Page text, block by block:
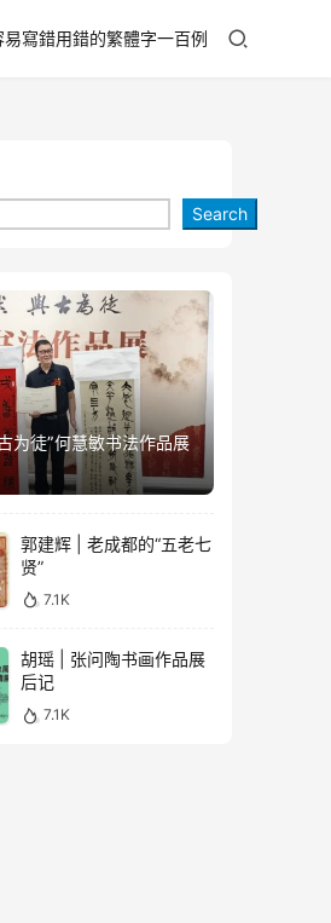
易寫錯用錯的繁體字一百例
Search
为徒”何慧敏书法作品展
郭建辉 | 老成都的“五老七
贤”
7.1K
胡瑶 | 张问陶书画作品展
后记
7.1K